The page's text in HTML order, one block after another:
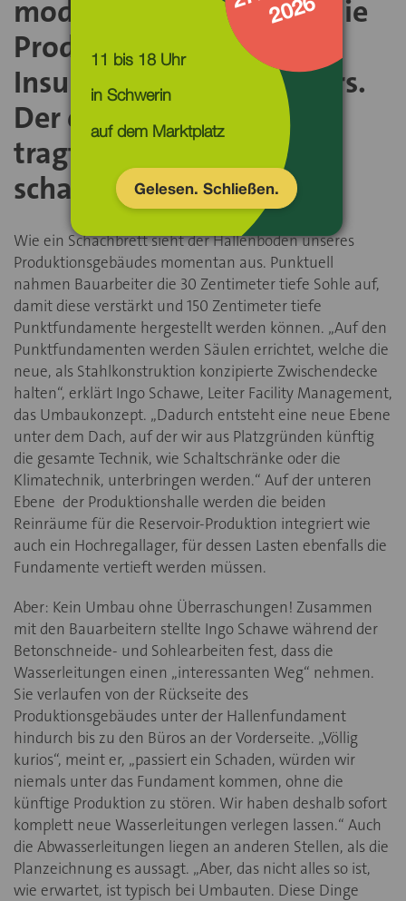
modernen Standort für die
Produktion von
Insulinpumpen-Reservoirs.
Der erste Schritt: ein
tragfähiges Fundament
schaffen.
Wie ein Schachbrett sieht der Hallenboden unseres
Produktionsgebäudes momentan aus. Punktuell
nahmen Bauarbeiter die 30 Zentimeter tiefe Sohle auf,
damit diese verstärkt und 150 Zentimeter tiefe
Punktfundamente hergestellt werden können. „Auf den
Punktfundamenten werden Säulen errichtet, welche die
neue, als Stahlkonstruktion konzipierte Zwischendecke
halten“, erklärt Ingo Schawe, Leiter Facility Management,
das Umbaukonzept. „Dadurch entsteht eine neue Ebene
unter dem Dach, auf der wir aus Platzgründen künftig
die gesamte Technik, wie Schaltschränke oder die
Klimatechnik, unterbringen werden.“ Auf der unteren
Ebene der Produktionshalle werden die beiden
Reinräume für die Reservoir-Produktion integriert wie
auch ein Hochregallager, für dessen Lasten ebenfalls die
Fundamente vertieft werden müssen.
Aber: Kein Umbau ohne Überraschungen! Zusammen
mit den Bauarbeitern stellte Ingo Schawe während der
Betonschneide- und Sohlearbeiten fest, dass die
Wasserleitungen einen „interessanten Weg“ nehmen.
Sie verlaufen von der Rückseite des
Produktionsgebäudes unter der Hallenfundament
hindurch bis zu den Büros an der Vorderseite. „Völlig
kurios“, meint er, „passiert ein Schaden, würden wir
niemals unter das Fundament kommen, ohne die
künftige Produktion zu stören. Wir haben deshalb sofort
komplett neue Wasserleitungen verlegen lassen.“ Auch
die Abwasserleitungen liegen an anderen Stellen, als die
Planzeichnung es aussagt. „Aber, das nicht alles so ist,
wie erwartet, ist typisch bei Umbauten. Diese Dinge
6
11 bis 18 Uhr
auf dem Marktplatz
Gelesen. Schließen.